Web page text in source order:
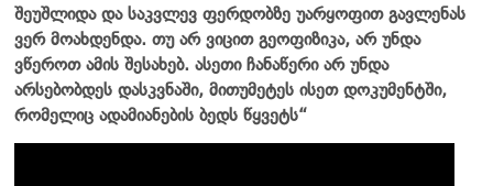
შეუშლიდა და საკვლევ ფერდობზე უარყოფით გავლენას
ვერ მოახდენდა. თუ არ ვიცით გეოფიზიკა, არ უნდა
ვწეროთ ამის შესახებ. ასეთი ჩანაწერი არ უნდა
არსებობდეს დასკვნაში, მითუმეტეს ისეთ დოკუმენტში,
რომელიც ადამიანების ბედს წყვეტს“